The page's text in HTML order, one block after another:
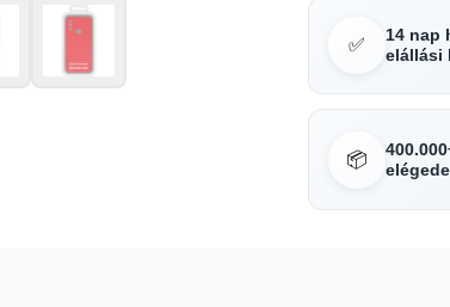
✅
14 nap
elállási
📦